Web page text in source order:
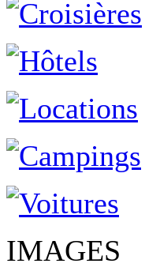
IMAGES